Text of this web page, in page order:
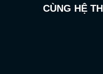
CÙNG HỆ